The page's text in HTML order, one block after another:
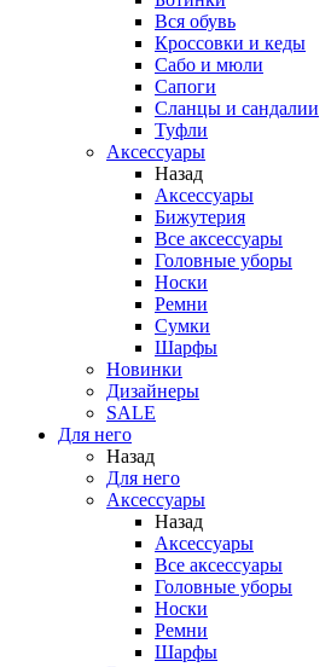
Вся обувь
Кроссовки и кеды
Сабо и мюли
Сапоги
Сланцы и сандалии
Туфли
Аксессуары
Назад
Аксессуары
Бижутерия
Все аксессуары
Головные уборы
Носки
Ремни
Сумки
Шарфы
Новинки
Дизайнеры
SALE
Для него
Назад
Для него
Аксессуары
Назад
Аксессуары
Все аксессуары
Головные уборы
Носки
Ремни
Шарфы